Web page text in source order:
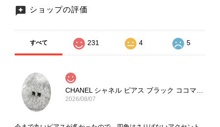
ショップの評価
すべて 231 4 5
CHANEL シャネル ピアス ブラック ココマーク ストーン vintage ヴィンテージ オールド yg33jb
2026/08/07